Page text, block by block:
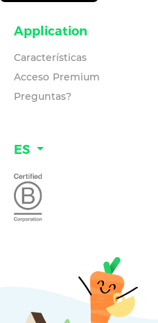
Application
Características
Acceso Premium
Preguntas?
ES